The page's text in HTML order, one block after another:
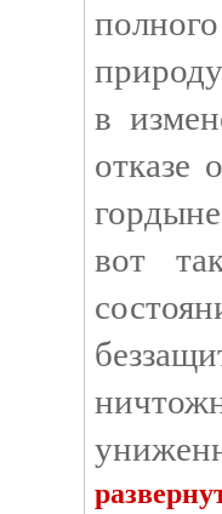
в
отказе
вот